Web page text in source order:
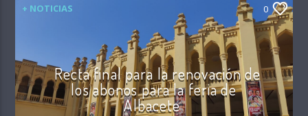
+ NOTICIAS 0
Recta final para la renovación de
los abonos para la feria de
Albacete